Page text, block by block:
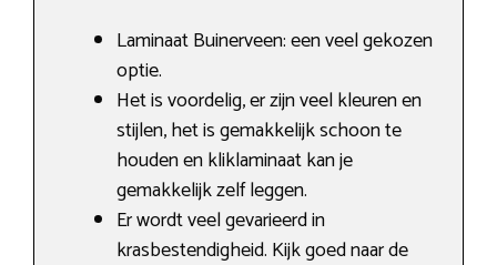
Laminaat Buinerveen: een veel gekozen
optie.
Het is voordelig, er zijn veel kleuren en
stijlen, het is gemakkelijk schoon te
houden en kliklaminaat kan je
gemakkelijk zelf leggen.
Er wordt veel gevarieerd in
krasbestendigheid. Kijk goed naar de